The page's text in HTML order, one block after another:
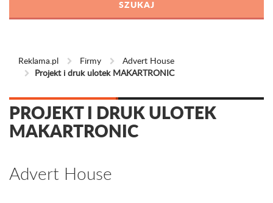
Reklama.pl Firmy
Advert House
Projekt i druk ulotek MAKARTRONIC
PROJEKT I DRUK ULOTEK
MAKARTRONIC
Advert House